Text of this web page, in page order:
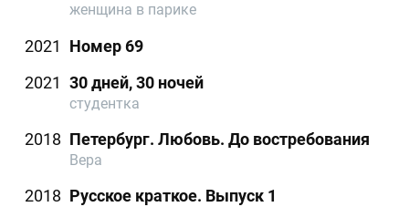
женщина в парике
2021
Номер 69
2021 30 дней, 30 ночей
студентка
2018 Петербург. Любовь. До востребования
Вера
2018 Русское краткое. Выпуск 1